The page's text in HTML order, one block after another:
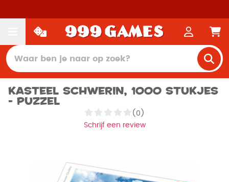
Kasteel Schwerin, 1000 stukjes
- Puzzel
(0)
Schrijf een review